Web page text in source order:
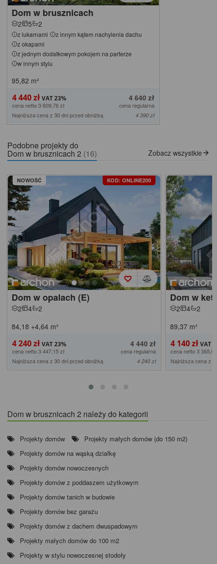
Dom w brusznicach
2 5 2
z lukarnami
z innym kątem nachylenia dachu
z okapami
z jednym dodatkowym pokojem na parterze
w innym stylu
95,82 m²
4 440 zł 4 640 zł
cena netto 3 609,76 zł
cena regularna
Najniższa cena z 30 dni przed obniżką
4 390 zł
Podobne projekty do
Dom w brusznicach 2 (16) Zobacz wszystkie
NOWOŚĆ KOD: ONLINE200
Dom w opalach (E)
2 4
2
84,18 +4,64 m²
4 240 zł 4 440 zł
cena netto 3 447,15 zł
cena regularna
Najniższa cena z 30 dni przed obniżką
4 240 zł
Dom w
2 4
2
89,37 m²
4 140 zł
cena netto 3
Najniższa cena z
Dom w brusznicach 2 należy do kategorii
Projekty domów
Projekty małych domów (do 150 m2)
Projekty domów na wąską działkę
Projekty domów nowoczesnych
Projekty domów z poddaszem użytkowym
Projekty domów tanich w budowie
Projekty domów bez garażu
Projekty domów z dachem dwuspadowym
Projekty małych domów do 100 m2
Projekty w stylu nowoczesnej stodoły